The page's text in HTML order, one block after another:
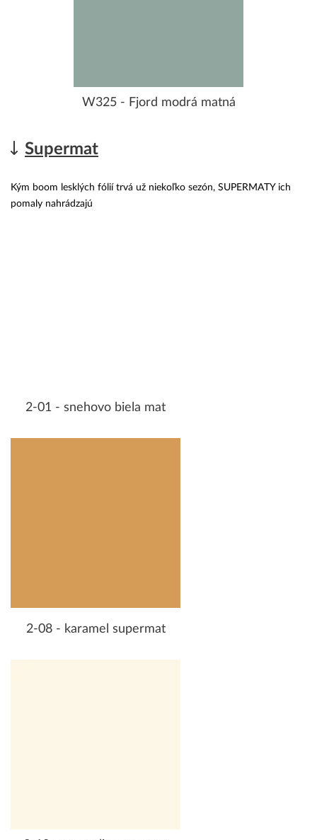
W325 - Fjord modrá matná
Supermat
Kým boom lesklých fólií trvá už niekoľko sezón, SUPERMATY ich
pomaly nahrádzajú
2-01 - snehovo biela mat
2-08 - karamel supermat